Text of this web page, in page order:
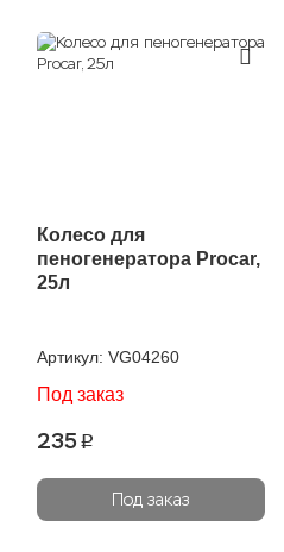
Колесо для
пеногенератора Procar,
25л
Артикул: VG04260
Под заказ
235 p
Под заказ